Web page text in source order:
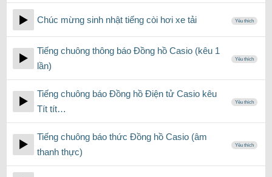
Chúc mừng sinh nhật tiếng còi hơi xe tải Yêu thích
Tiếng chuông thông báo Đồng hồ Casio (kêu 1
lần)
Yêu thích
Tiếng chuông báo Đồng hồ Điện tử Casio kêu
Tít tít…
Yêu thích
Tiếng chuông báo thức Đồng hồ Casio (âm
thanh thực)
Yêu thích